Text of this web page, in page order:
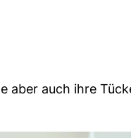
auch ihre